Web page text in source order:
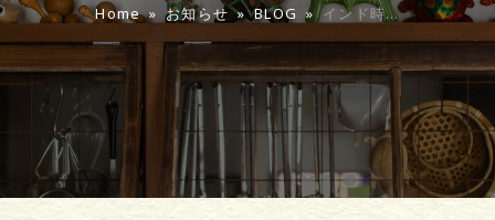
Home» お知らせ»BLOG »インド時…